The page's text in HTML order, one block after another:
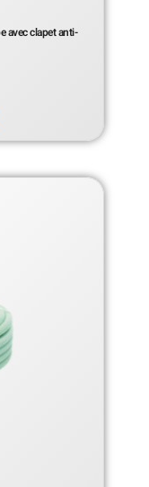
avec clapet anti-